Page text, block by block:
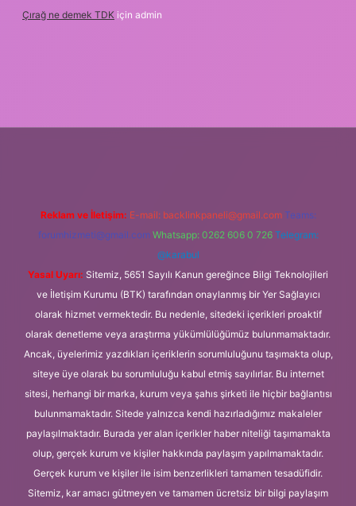
Çırağ ne demek TDK için admin
Reklam ve İletişim: E-mail: backlinkpaneli@gmail.com Teams:
forumhizmeti@gmail.com Whatsapp: 0262 606 0 726 Telegram:
@karabul
Yasal Uyarı: Sitemiz, 5651 Sayılı Kanun gereğince Bilgi Teknolojileri
ve İletişim Kurumu (BTK) tarafından onaylanmış bir Yer Sağlayıcı
olarak hizmet vermektedir. Bu nedenle, sitedeki içerikleri proaktif
olarak denetleme veya araştırma yükümlülüğümüz bulunmamaktadır.
Ancak, üyelerimiz yazdıkları içeriklerin sorumluluğunu taşımakta olup,
siteye üye olarak bu sorumluluğu kabul etmiş sayılırlar. Bu internet
sitesi, herhangi bir marka, kurum veya şahıs şirketi ile hiçbir bağlantısı
bulunmamaktadır. Sitede yalnızca kendi hazırladığımız makaleler
paylaşılmaktadır. Burada yer alan içerikler haber niteliği taşımamakta
olup, gerçek kurum ve kişiler hakkında paylaşım yapılmamaktadır.
Gerçek kurum ve kişiler ile isim benzerlikleri tamamen tesadüfidir.
Sitemiz, kar amacı gütmeyen ve tamamen ücretsiz bir bilgi paylaşım